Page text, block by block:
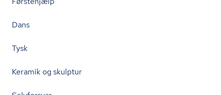
Dans
Tysk
Keramik og skulptur